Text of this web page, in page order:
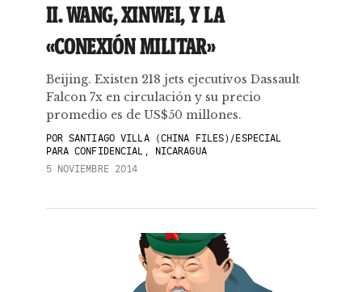
II. WANG, XINWEI, Y LA
«CONEXIÓN MILITAR»
Beijing. Existen 218 jets ejecutivos Dassault
Falcon 7x en circulación y su precio
promedio es de US$50 millones.
PORSANTIAGO VILLA (CHINA FILES)/ESPECIAL
PARA CONFIDENCIAL, NICARAGUA
5 NOVIEMBRE 2014